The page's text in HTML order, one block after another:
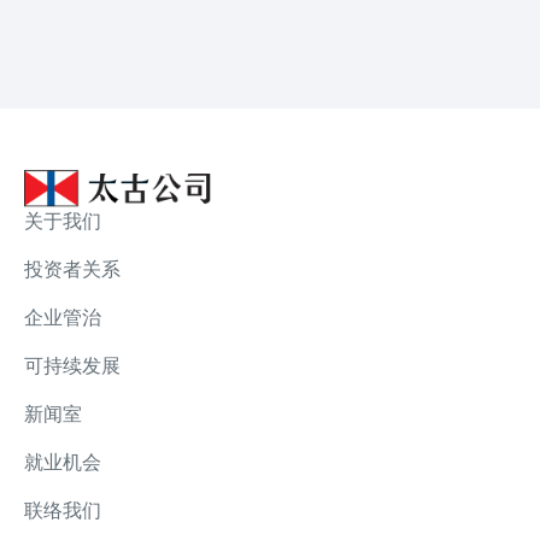
关于我们
投资者关系
企业管治
可持续发展
新闻室
就业机会
联络我们